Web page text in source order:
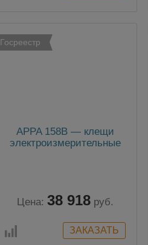
Госреестр
APPA 158B — клещи
электроизмерительные
Цена: 38 918 руб.